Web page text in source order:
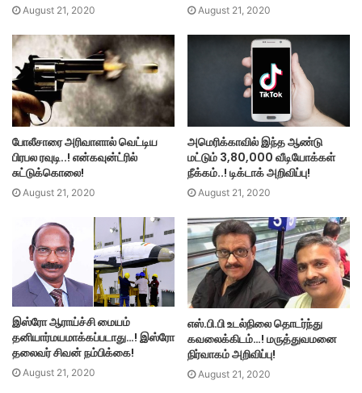
August 21, 2020 August 21, 2020
போலீசாரை அரிவாளால் வெட்டிய
பிரபல ரவுடி..! என்கவுன்ட்ரில்
சுட்டுக்கொலை!
August 21, 2020
அமெரிக்காவில் இந்த ஆண்டு
மட்டும் 3,80,000 வீடியோக்கள்
நீக்கம்..! டிக்டாக் அறிவிப்பு!
August 21, 2020
இஸ்ரோ ஆராய்ச்சி மையம்
தனியார்மயமாக்கப்படாது…! இஸ்ரோ
தலைவர் சிவன் நம்பிக்கை!
August 21, 2020
எஸ்.பி.பி உடல்நிலை தொடர்ந்து
கவலைக்கிடம்…! மருத்துவமனை
நிர்வாகம் அறிவிப்பு!
August 21, 2020